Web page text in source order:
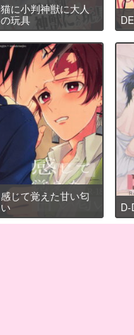
猫に小判神獣に大人
の玩具
感じて覚えた甘い匂
い
D-